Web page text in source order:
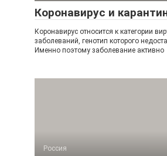
Коронавирус и
Коронавирус относится к категории
заболеваний, генотип которого
Именно поэтому заболевание активно
Россия